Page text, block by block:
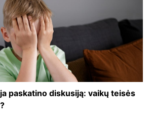
paskatino diskusiją: vaikų teisės